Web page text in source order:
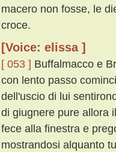
macero non fosse, le
croce.
[Voice: elissa ]
[ 053 ] Buffalmacco e
con lento passo
dell'uscio di lui
di giugnere pure allora
fece alla finestra e
mostrandosi alquanto